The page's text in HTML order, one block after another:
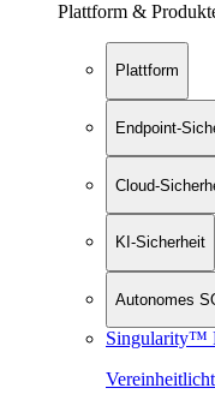
Plattform &
Plattform
Endpoint-
Cloud-
KI-Sicherheit
Autonomes
Singularity™